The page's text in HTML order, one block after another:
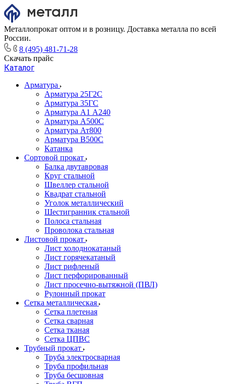
Металлопрокат оптом и в розницу. Доставка металла по всей
России.
8 (495) 481-71-28
Скачать прайс
Каталог
Арматура
Арматура 25Г2С
Арматура 35ГС
Арматура А1 А240
Арматура А500С
Арматура Ат800
Арматура В500С
Катанка
Сортовой прокат
Балка двутавровая
Круг стальной
Швеллер стальной
Квадрат стальной
Уголок металлический
Шестигранник стальной
Полоса стальная
Проволока стальная
Листовой прокат
Лист холоднокатаный
Лист горячекатаный
Лист рифленый
Лист перфорированный
Лист просечно-вытяжной (ПВЛ)
Рулонный прокат
Сетка металлическая
Сетка плетеная
Сетка сварная
Сетка тканая
Сетка ЦПВС
Трубный прокат
Труба электросварная
Труба профильная
Труба бесшовная